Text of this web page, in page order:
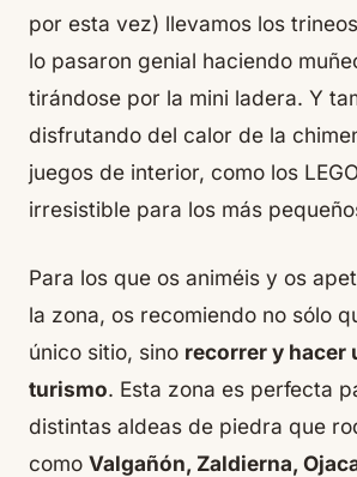
por esta vez) llevamos los
lo pasaron genial haciendo
tirándose por la mini ladera. Y
disfrutando del calor de la
juegos de interior, como los
irresistible para los más
Para los que os animéis y os
la zona, os recomiendo no sólo
único sitio, sino recorrer y hacer
turismo. Esta zona es perfecta
distintas aldeas de piedra que
como Valgañón, Zaldierna,